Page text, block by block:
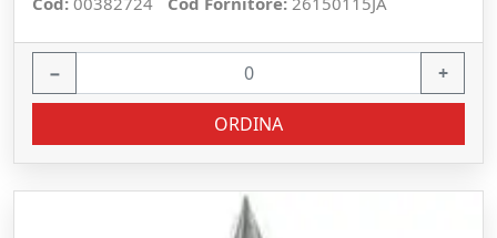
− +
ORDINA